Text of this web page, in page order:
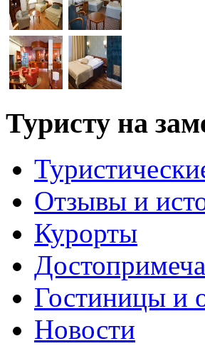
Туристу на
Отзывы и
Курорты
Гостиницы и
Новости